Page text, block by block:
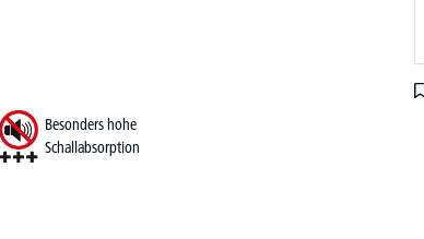
Besonders hohe
Schallabsorption